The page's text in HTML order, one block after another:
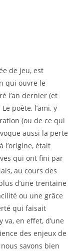
de jeu, est
qui ouvre le
l’an dernier (et
poète, l’ami, y
(ou de ce qui
aussi la perte
l’origine, était
qui ont fini par
au cours des
d’une trentaine
ou une grâce
qui faisait
va, en effet, d’une
des enjeux de
savons bien